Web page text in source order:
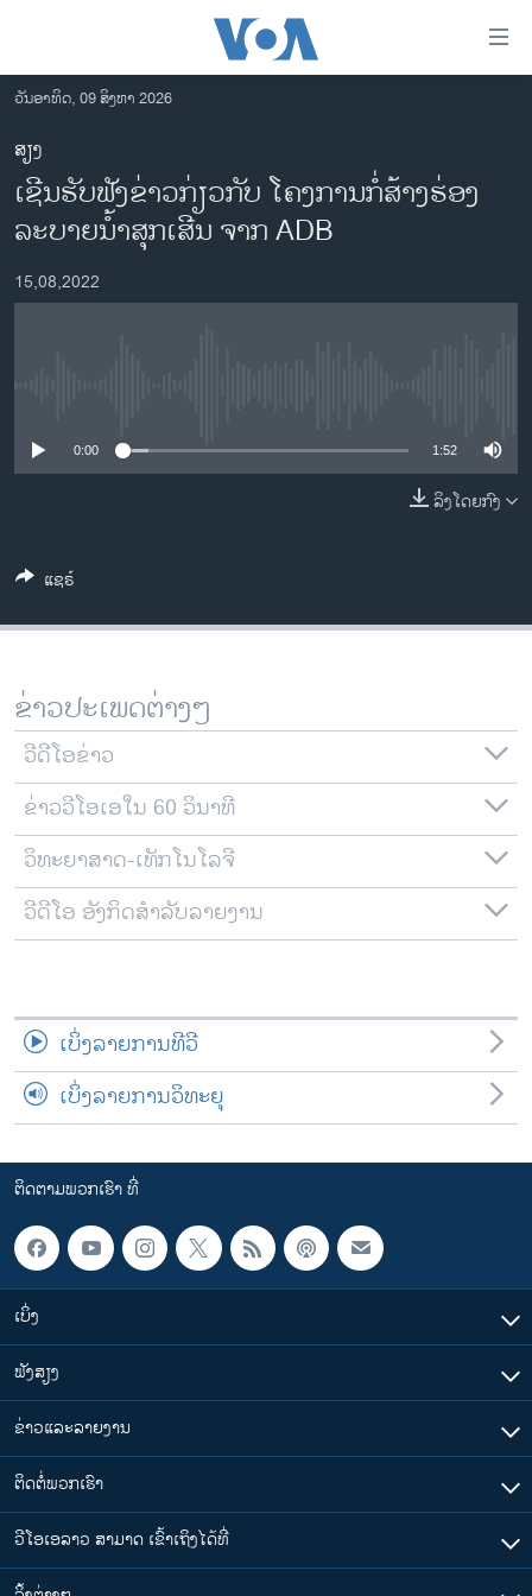
ເຂົ້າ
ຫາ
ຂ້າມ
ຂ້າມ
ຂ້າມ
ໄປ
ຫາ
ຊອກ
ລາວ
ອາເມຣິກາ
ການເລືອກຕັ້ງ ປະທານາທີບໍດີ ສະຫະລັດ 2024
ຂ່າວ​ຈີນ
ຊີວິດຊາວລາວ
ທຸລະກິດ
ພາສາອັງກິດ
ສຽງ
ລາຍການກະຈາຍສຽງ
ລາຍງານ
ຕິດຕາມພວກເຮົາ ທີ່
ພາສາຕ່າງໆ
ວັນອາທິດ, 09 ສິງຫາ 2026
ສຽງ
ເຊີນຮັບຟັງຂ່າວກ່ຽວກັບ ໂຄງການກໍ່ສ້າງຮ່ອງ
ລະບາຍນໍ້າສຸກເສີນ ຈາກ ADB
15,08,2022
0:00 1:52
ລິງໂດຍກົງ
ແຊຣ໌
ຂ່າວປະເພດຕ່າງໆ
ວີດີໂອຂ່າວ
ຂ່າວວີໂອເອໃນ 60 ວິນາທີ
ວິທະຍາສາດ-ເທັກໂນໂລຈີ
ວີດີໂອ ອັງກິດສຳລັບລາຍງານ
ເບິ່ງລາຍການທີວີ
ເບິ່ງລາຍການວິທະຍຸ
ຕິດຕາມພວກເຮົາ ທີ່
ເບິ່ງ
ຟັງສຽງ
ຂ່າວແລະລາຍງານ
ຕິດຕໍ່ພວກເຮົາ
ວີໂອເອລາວ ສາມາດ ເຂົ້າເຖິງໄດ້ທີ່